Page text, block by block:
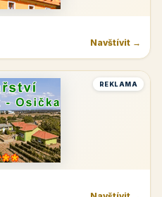
Navštívit →
REKLAMA